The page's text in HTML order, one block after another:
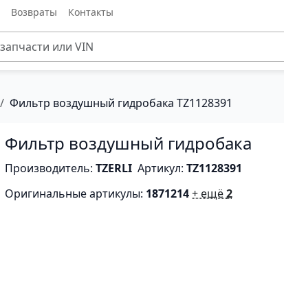
Возвраты Контакты
Фильтр воздушный гидробака TZ1128391
Фильтр воздушный гидробака
Производитель:TZERLI Артикул:TZ1128391
Оригинальные артикулы: 1871214+ ещё2